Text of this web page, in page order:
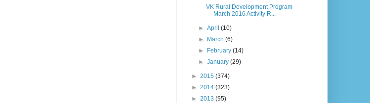
VK Rural Development Program
March 2016 Activity R...
►April(10)
►
March(6)
►
February(14)
►January(29)
► 2015 (374)
► 2014 (323)
► 2013 (95)